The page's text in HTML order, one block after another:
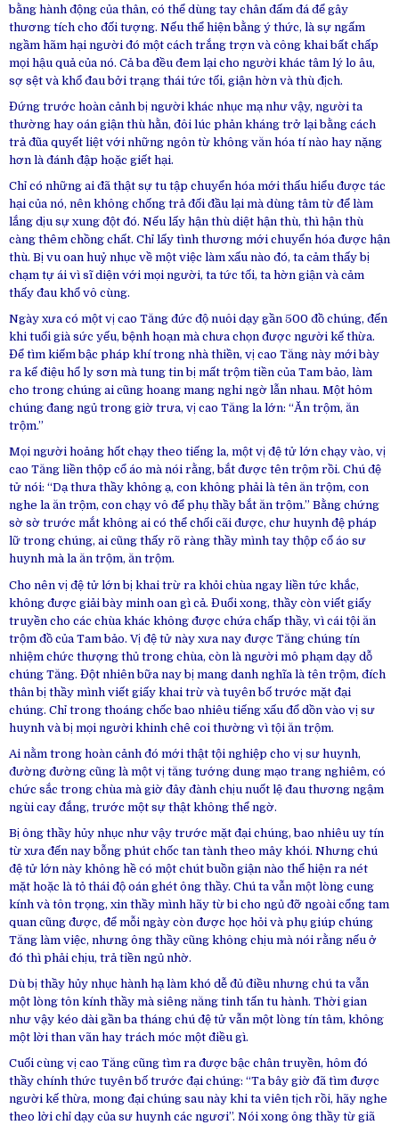
bằng hành động của thân, có thể dùng tay chân đấm đá để gây
thương tích cho đối tượng. Nếu thể hiện bằng ý thức, là sự ngấm
ngầm hãm hại người đó một cách trắng trợn và công khai bất chấp
mọi hậu quả của nó. Cả ba đều đem lại cho người khác tâm lý lo âu,
sợ sệt và khổ đau bởi trạng thái tức tối, giận hờn và thù địch.
Đứng trước hoàn cảnh bị người khác nhục mạ như vậy, người ta
thường hay oán giận thù hằn, đôi lúc phản kháng trở lại bằng cách
trả đũa quyết liệt với những ngôn từ không văn hóa tí nào hay nặng
hơn là đánh đập hoặc giết hại.
Chỉ có những ai đã thật sự tu tập chuyển hóa mới thấu hiểu được tác
hại của nó, nên không chống trả đối đầu lại mà dùng tâm từ để làm
lắng dịu sự xung đột đó. Nếu lấy hận thù diệt hận thù, thì hận thù
càng thêm chồng chất. Chỉ lấy tình thương mới chuyển hóa được hận
thù. Bị vu oan huỷ nhục về một việc làm xấu nào đó, ta cảm thấy bị
chạm tự ái vì sĩ diện với mọi người, ta tức tối, ta hờn giận và cảm
thấy đau khổ vô cùng.
Ngày xưa có một vị cao Tăng đức độ nuôi dạy gần 500 đồ chúng, đến
khi tuổi già sức yếu, bệnh hoạn mà chưa chọn được người kế thừa.
Để tìm kiếm bậc pháp khí trong nhà thiền, vị cao Tăng này mới bày
ra kế điệu hổ ly sơn mà tung tin bị mất trộm tiền của Tam bảo, làm
cho trong chúng ai cũng hoang mang nghi ngờ lẫn nhau. Một hôm
chúng đang ngủ trong giờ trưa, vị cao Tăng la lớn: “Ăn trộm, ăn
trộm.”
Mọi người hoảng hốt chạy theo tiếng la, một vị đệ tử lớn chạy vào, vị
cao Tăng liền thộp cổ áo mà nói rằng, bắt được tên trộm rồi. Chú đệ
tử nói: “Dạ thưa thầy không ạ, con không phải là tên ăn trộm, con
nghe la ăn trộm, con chạy vô để phụ thầy bắt ăn trộm.” Bằng chứng
sờ sờ trước mắt không ai có thể chối cãi được, chư huynh đệ pháp
lữ trong chúng, ai cũng thấy rõ ràng thầy mình tay thộp cổ áo sư
huynh mà la ăn trộm, ăn trộm.
Cho nên vị đệ tử lớn bị khai trừ ra khỏi chùa ngay liền tức khắc,
không được giải bày minh oan gì cả. Đuổi xong, thầy còn viết giấy
truyền cho các chùa khác không được chứa chấp thầy, vì cái tội ăn
trộm đồ của Tam bảo. Vị đệ tử này xưa nay được Tăng chúng tín
nhiệm chức thượng thủ trong chùa, còn là người mô phạm dạy dỗ
chúng Tăng. Đột nhiên bữa nay bị mang danh nghĩa là tên trộm, đích
thân bị thầy mình viết giấy khai trừ và tuyên bố trước mặt đại
chúng. Chỉ trong thoáng chốc bao nhiêu tiếng xấu đổ dồn vào vị sư
huynh và bị mọi người khinh chê coi thường vì tội ăn trộm.
Ai nằm trong hoàn cảnh đó mới thật tội nghiệp cho vị sư huynh,
đường đường cũng là một vị tăng tướng dung mạo trang nghiêm, có
chức sắc trong chùa mà giờ đây đành chịu nuốt lệ đau thương ngậm
ngùi cay đắng, trước một sự thật không thể ngờ.
Bị ông thầy hủy nhục như vậy trước mặt đại chúng, bao nhiêu uy tín
từ xưa đến nay bỗng phút chốc tan tành theo mây khói. Nhưng chú
đệ tử lớn này không hề có một chút buồn giận nào thể hiện ra nét
mặt hoặc là tỏ thái độ oán ghét ông thầy. Chú ta vẫn một lòng cung
kính và tôn trọng, xin thầy mình hãy từ bi cho ngủ đỡ ngoài cổng tam
quan cũng được, để mỗi ngày còn được học hỏi và phụ giúp chúng
Tăng làm việc, nhưng ông thầy cũng không chịu mà nói rằng nếu ở
đó thì phải chịu, trả tiền ngủ nhờ.
Dù bị thầy hủy nhục hành hạ làm khó dễ đủ điều nhưng chú ta vẫn
một lòng tôn kính thầy mà siêng năng tinh tấn tu hành. Thời gian
như vậy kéo dài gần ba tháng chú đệ tử vẫn một lòng tín tâm, không
một lời than vãn hay trách móc một điều gì.
Cuối cùng vị cao Tăng cũng tìm ra được bậc chân truyền, hôm đó
thầy chính thức tuyên bố trước đại chúng: “Ta bây giờ đã tìm được
người kế thừa, mong đại chúng sau này khi ta viên tịch rồi, hãy nghe
theo lời chỉ dạy của sư huynh các ngươi”. Nói xong ông thầy từ giã